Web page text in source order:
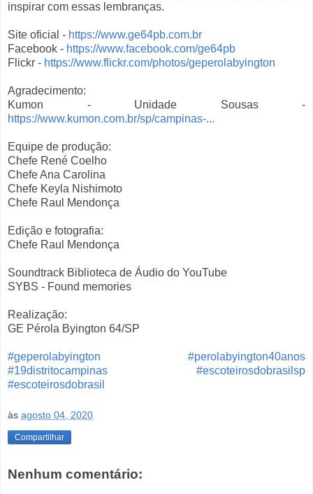
inspirar com essas lembranças.
Site oficial - https://www.ge64pb.com.br
Facebook - https://www.facebook.com/ge64pb
Flickr - https://www.flickr.com/photos/geperolabyington
Agradecimento:
Kumon - Unidade Sousas -
https://www.kumon.com.br/sp/campinas-...
Equipe de produção:
Chefe René Coelho
Chefe Ana Carolina
Chefe Keyla Nishimoto
Chefe Raul Mendonça
Edição e fotografia:
Chefe Raul Mendonça
Soundtrack Biblioteca de Áudio do YouTube
SYBS - Found memories
Realização:
GE Pérola Byington 64/SP
#geperolabyington
#perolabyington40anos
#19distritocampinas
#escoteirosdobrasilsp
#escoteirosdobrasil
às agosto 04, 2020
Compartilhar
Nenhum comentário: